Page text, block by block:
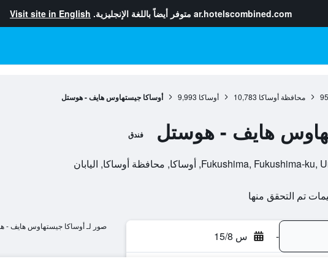
ar.hotelscombined.com متوفر أيضاً باللغة الإنجليزية. Visit site in English
محافظة أوساكا 10,783 أوساكا 9,993 أوساكا جيستهاوس هايف - هوستل
هايف - هوستل فندق
- س 15/8
صور لـ أوساكا جيستهاوس هايف -